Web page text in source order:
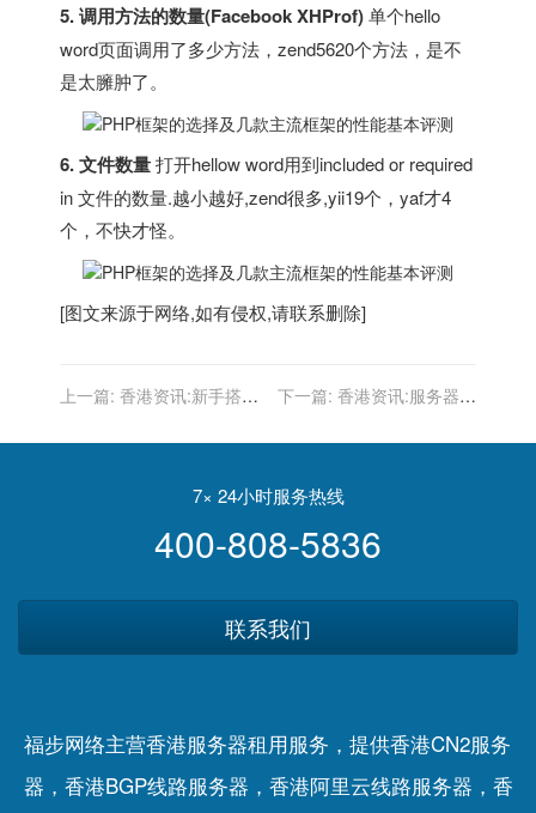
5. 调用方法的数量(Facebook XHProf)单个hello
word页面调用了多少方法，zend5620个方法，是不
是太臃肿了。
6. 文件数量打开hellow word用到included or required
in 文件的数量.越小越好,zend很多,yii19个，yaf才4
个，不快才怪。
[图文来源于网络,如有侵权,请联系删除]
上一篇: 香港资讯:新手搭建
建网站基本流程详解
下一篇: 香港资讯:服务器限
败怎么办
7× 24小时服务热线
400-808-5836
联系我们
福步网络主营香港服务器租用服务，提供香港CN2服务
器，香港BGP线路服务器，香港阿里云线路服务器，香